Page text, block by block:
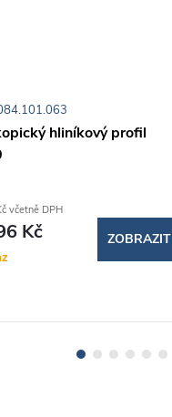
hliníkový profil
včetně DPH
Kč ZOBRAZIT